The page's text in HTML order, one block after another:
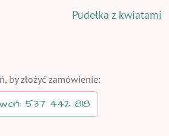
Pudełka z kwiatami
by złożyć zamówienie:
537 442 818